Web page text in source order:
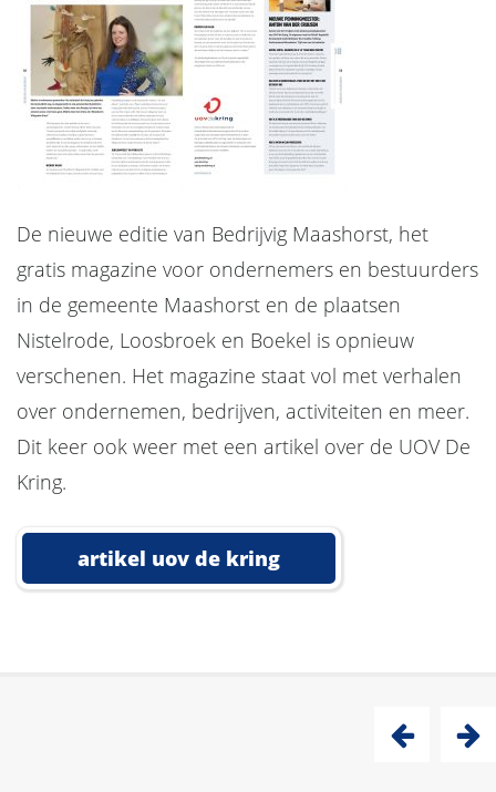
De nieuwe editie van Bedrijvig Maashorst, het
gratis magazine voor ondernemers en bestuurders
in de gemeente Maashorst en de plaatsen
Nistelrode, Loosbroek en Boekel is opnieuw
verschenen. Het magazine staat vol met verhalen
over ondernemen, bedrijven, activiteiten en meer.
Dit keer ook weer met een artikel over de UOV De
Kring.
artikel uov de kring